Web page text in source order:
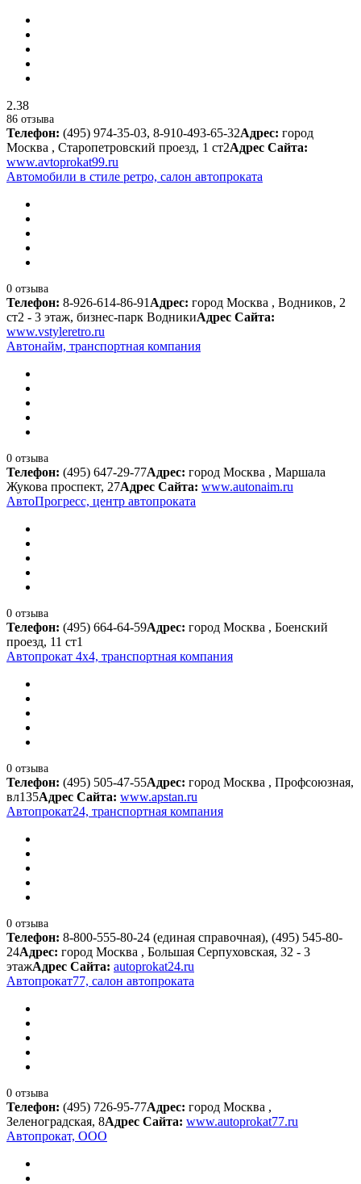
2.38
86 отзыва
Телефон: (495) 974-35-03, 8-910-493-65-32Адрес: город
Москва , Старопетровский проезд, 1 ст2Адрес Сайта:
www.avtoprokat99.ru
Автомобили в стиле ретро, салон автопроката
0 отзыва
Телефон: 8-926-614-86-91 Адрес: город Москва , Водников, 2
ст2 - 3 этаж, бизнес-парк ВодникиАдрес Сайта:
www.vstyleretro.ru
Автонайм, транспортная компания
0 отзыва
Телефон: (495) 647-29-77Адрес: город Москва , Маршала
Жукова проспект, 27Адрес Сайта: www.autonaim.ru
АвтоПрогресс, центр автопроката
0 отзыва
Телефон: (495) 664-64-59Адрес: город Москва , Боенский
проезд, 11 ст1
Автопрокат 4х4, транспортная компания
0 отзыва
Телефон: (495) 505-47-55Адрес: город Москва , Профсоюзная,
вл135Адрес Сайта: www.apstan.ru
Автопрокат24, транспортная компания
0 отзыва
Телефон: 8-800-555-80-24 (единая справочная), (495) 545-80-
24Адрес: город Москва , Большая Серпуховская, 32 - 3
этажАдрес Сайта: autoprokat24.ru
Автопрокат77, салон автопроката
0 отзыва
Телефон: (495) 726-95-77Адрес: город Москва ,
Зеленоградская, 8Адрес Сайта: www.autoprokat77.ru
Автопрокат, ООО